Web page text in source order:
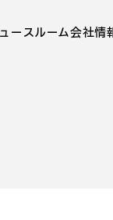
ースルーム会社情